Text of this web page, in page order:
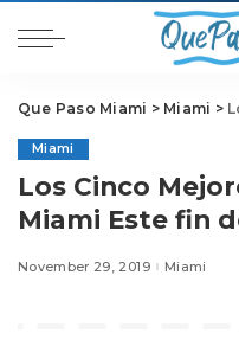
Que Paso Miami > Miami >
Miami
Los Cinco
Miami Este fin
November 29, 2019 Miami